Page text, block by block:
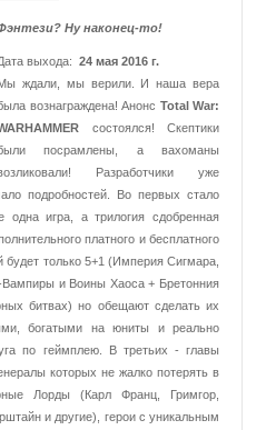
Ну наконец-то!
выхода: 24 мая 2016 г.
ждали, мы верили. И наша вера
вознаграждена! Анонс Total War:
состоялся! Скептики
посрамлены, а вахоманы
Разработчики уже
подробностей. Во первых стало
одна игра, а трилогия сдобренная
платного и бесплатного
будет только 5+1 (Империя Сигмара,
и Воины Хаоса + Бретонния
битвах) но обещают сделать их
богатыми на юниты и реально
по геймплею. В третьих - главы
которых не жалко потерять в
Лорды (Карл Франц, Гримгор,
и другие), герои с уникальным